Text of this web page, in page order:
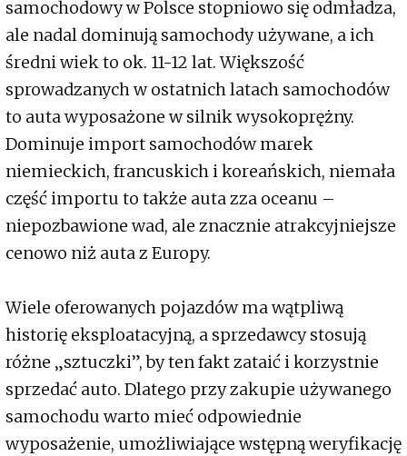
samochodowy w Polsce stopniowo się odmładza,
ale nadal dominują samochody używane, a ich
średni wiek to ok. 11-12 lat. Większość
sprowadzanych w ostatnich latach samochodów
to auta wyposażone w silnik wysokoprężny.
Dominuje import samochodów marek
niemieckich, francuskich i koreańskich, niemała
część importu to także auta zza oceanu –
niepozbawione wad, ale znacznie atrakcyjniejsze
cenowo niż auta z Europy.
Wiele oferowanych pojazdów ma wątpliwą
historię eksploatacyjną, a sprzedawcy stosują
różne „sztuczki”, by ten fakt zataić i korzystnie
sprzedać auto. Dlatego przy zakupie używanego
samochodu warto mieć odpowiednie
wyposażenie, umożliwiające wstępną weryfikację